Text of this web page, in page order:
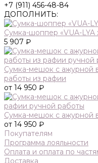
+7 (911) 456-48-84
ДОПОЛНИТЬ:
Сумка-шоппер «VUA-LYA
5 907 ₽
Сумка-мешок с ажурной
работы из рафии
от 14 950 ₽
Сумка-мешок с ажурной
от 14 950 ₽
Покупателям
Программа лояльности
Оплата и оплата по
Доставка